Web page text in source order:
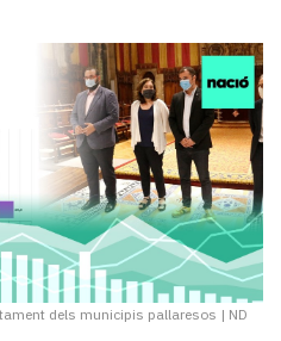
dels municipis pallaresos | ND